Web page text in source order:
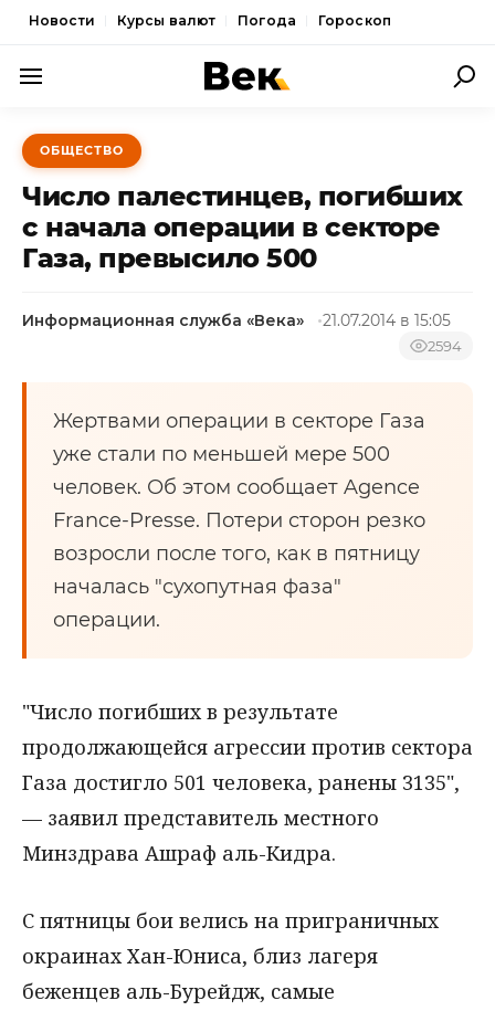
Новости Курсы валют Погода Гороскоп
ПОЛИТИКА
ЭКОНОМИКА
ОБЩЕСТВО
СПОРТ
ОБЩЕСТВО
Число палестинцев, погибших
с начала операции в секторе
Газа, превысило 500
Информационная служба «Века» 21.07.2014 в 15:05
2594
Жертвами операции в секторе Газа
уже стали по меньшей мере 500
человек. Об этом сообщает Agence
France-Presse. Потери сторон резко
возросли после того, как в пятницу
началась "сухопутная фаза"
операции.
"Число погибших в результате
продолжающейся агрессии против сектора
Газа достигло 501 человека, ранены 3135",
— заявил представитель местного
Минздрава Ашраф аль-Кидра.
С пятницы бои велись на приграничных
окраинах Хан-Юниса, близ лагеря
беженцев аль-Бурейдж, самые